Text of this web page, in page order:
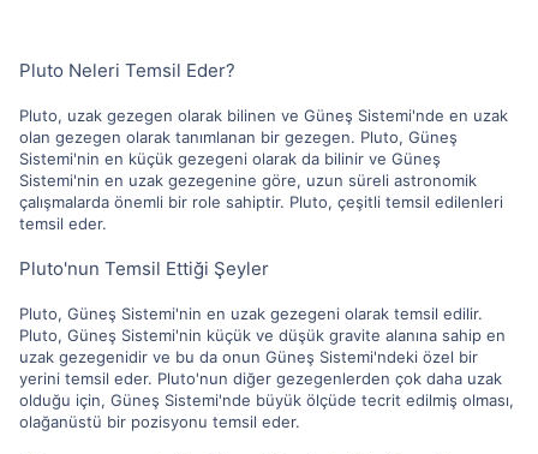
Pluto Neleri Temsil Eder?
Pluto, uzak gezegen olarak bilinen ve Güneş Sistemi'nde en uzak
olan gezegen olarak tanımlanan bir gezegen. Pluto, Güneş
Sistemi'nin en küçük gezegeni olarak da bilinir ve Güneş
Sistemi'nin en uzak gezegenine göre, uzun süreli astronomik
çalışmalarda önemli bir role sahiptir. Pluto, çeşitli temsil edilenleri
temsil eder.
Pluto'nun Temsil Ettiği Şeyler
Pluto, Güneş Sistemi'nin en uzak gezegeni olarak temsil edilir.
Pluto, Güneş Sistemi'nin küçük ve düşük gravite alanına sahip en
uzak gezegenidir ve bu da onun Güneş Sistemi'ndeki özel bir
yerini temsil eder. Pluto'nun diğer gezegenlerden çok daha uzak
olduğu için, Güneş Sistemi'nde büyük ölçüde tecrit edilmiş olması,
olağanüstü bir pozisyonu temsil eder.